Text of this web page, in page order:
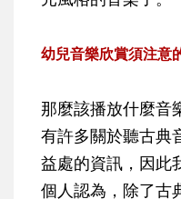
幼兒音樂欣賞須注意
那麼該播放什麼音
有許多關於聽古典
益處的資訊，因此
個人認為，除了古